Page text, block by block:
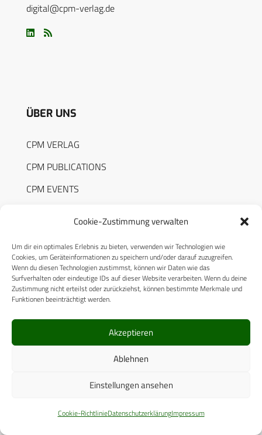
Cookie-Zustimmung verwalten
Um dir ein optimales Erlebnis zu bieten, verwenden wir Technologien wie
Cookies, um Geräteinformationen zu speichern und/oder darauf zuzugreifen.
Wenn du diesen Technologien zustimmst, können wir Daten wie das
Surfverhalten oder eindeutige IDs auf dieser Website verarbeiten. Wenn du deine
Zustimmung nicht erteilst oder zurückziehst, können bestimmte Merkmale und
Funktionen beeinträchtigt werden.
Akzeptieren
Ablehnen
Einstellungen ansehen
Cookie-RichtlinieDatenschutzerklärungImpressum
digital@cpm-verlag.de
ÜBER UNS
CPM VERLAG
CPM PUBLICATIONS
CPM EVENTS
MEDIADATEN
Cookie-Richtlinie (EU)